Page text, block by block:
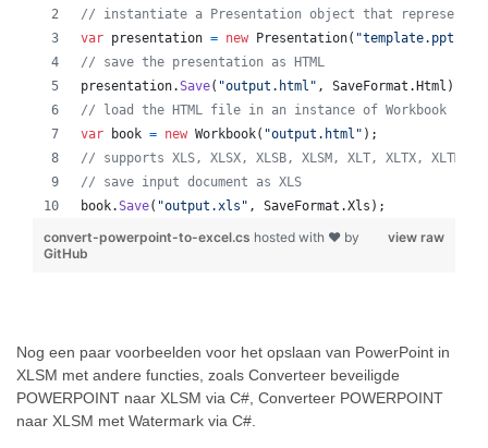
// instantiate a Presentation object that represents
var presentation = new Presentation( "template.ppt"
// save the presentation as HTML
presentation.Save( "output.html" , SaveFormat . Html )
// load the HTML file in an instance of Workbook
var
book = new Workbook( "output.html" ) ;
// supports XLS, XLSX, XLSB, XLSM, XLT, XLTX, XLTM,
// save input document as XLS
book.Save( "output.xls" , SaveFormat .Xls ) ;
view raw
convert-powerpoint-to-excel.cs hosted with ❤ by
GitHub
Nog een paar voorbeelden voor het opslaan van PowerPoint in
XLSM met andere functies, zoals Converteer beveiligde
POWERPOINT naar XLSM via C#, Converteer POWERPOINT
naar XLSM met Watermark via C#.